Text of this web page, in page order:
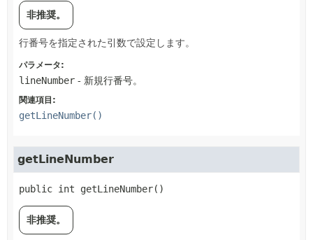
非推奨。
行番号を指定された引数で設定します。
パラメータ:
lineNumber - 新規行番号。
関連項目:
getLineNumber()
getLineNumber
public int getLineNumber()
非推奨。